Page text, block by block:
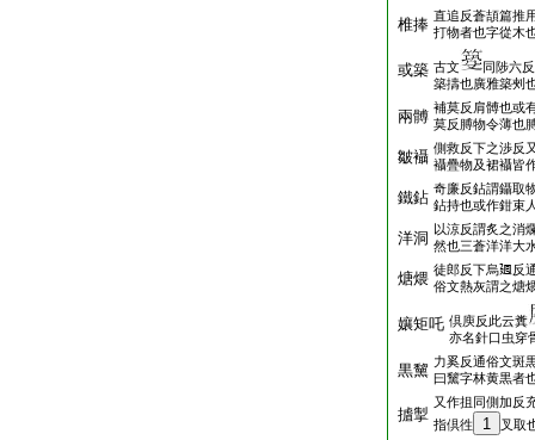
椎捧 直追反蒼頡篇推
打物者也字從木
或築 古文
同陟六
築擣也廣雅築㓨
兩髆 補莫反肩髆也或
莫反膊物令薄也
皺襵 側救反下之渉反
襵疊物及裙襵皆
鐵鉆 奇廉反鉆謂鑷取
鉆持也或作鉗束
洋洞 以涼反謂炙之消
然也三蒼洋洋大
煻煨 徒郎反下烏𢌞反
俗文熱灰謂之煻
孃矩吒 倶庾反此云糞
亦名針口虫穿
黒黧 力奚反通俗文斑
曰黧字林黄黒者
摣掣
又作抯同側加反
指倶徃
1 叉取